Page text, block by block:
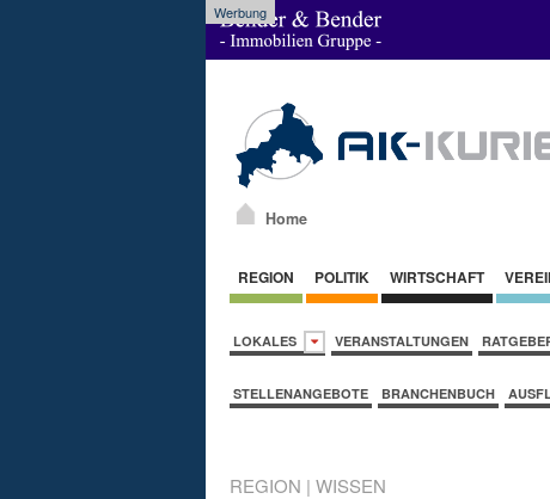
Werbung
Home
REGION POLITIK WIRTSCHAFT
LOKALES VERANSTALTUNGEN
STELLENANGEBOTE BRANCHENBUCH
REGION | WISSEN